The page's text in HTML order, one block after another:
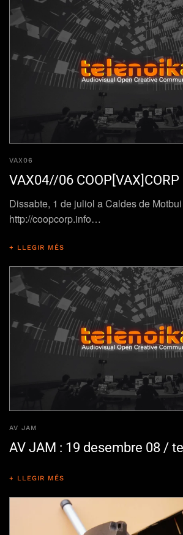
VAX06
VAX04//06 COOP[VAX]CORP
Dissabte, 1 de juliol a Caldes de
http://coopcorp.info…
+ LLEGIR MÉS
AV JAM
AV JAM : 19 desembre 08 /
+ LLEGIR MÉS